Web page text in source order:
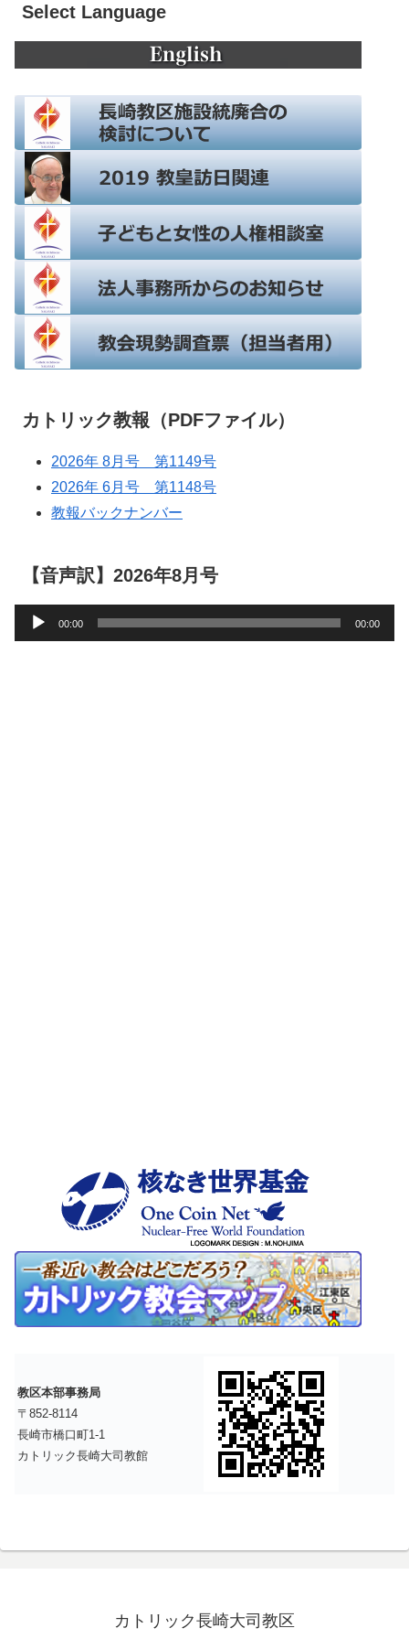
Select Language
カトリック教報（PDFファイル）
2026年 8月号 第1149号
2026年 6月号 第1148号
教報バックナンバー
【音声訳】2026年8月号
声
00:00 00:00
教区本部事務局
〒852-8114
長崎市橋口町1-1
カトリック長崎大司教館
カトリック長崎大司教区